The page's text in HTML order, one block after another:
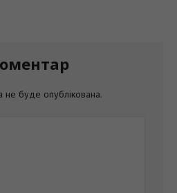
буде опублікована.